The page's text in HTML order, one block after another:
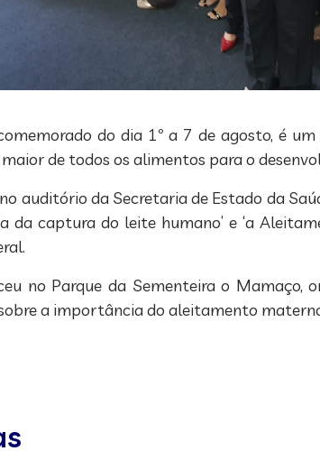
do dia 1º a 7 de agosto, é
de todos os alimentos para o
auditório da Secretaria de Estado da
da captura do leite humano’ e ‘a
no Parque da Sementeira o
a importância do aleitamento